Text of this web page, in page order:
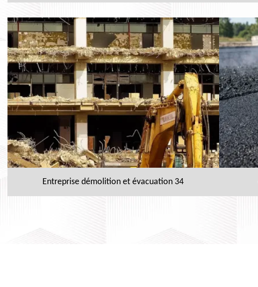
Entreprise démolition et évacuation 34